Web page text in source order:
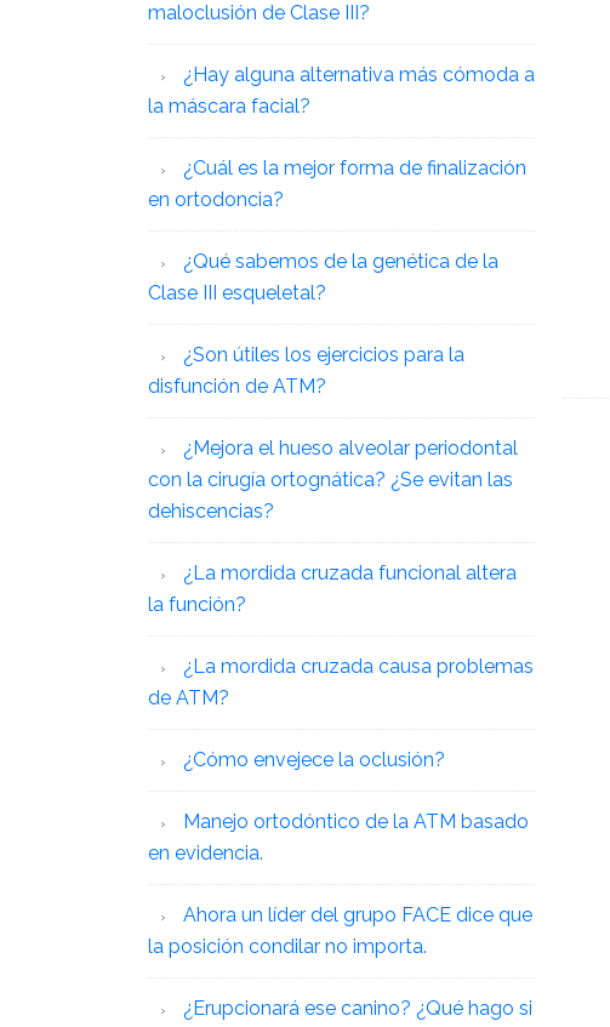
maloclusión de Clase III?
¿Hay alguna alternativa más cómoda a
la máscara facial?
¿Cuál es la mejor forma de finalización
en ortodoncia?
¿Qué sabemos de la genética de la
Clase III esqueletal?
¿Son útiles los ejercicios para la
disfunción de ATM?
¿Mejora el hueso alveolar periodontal
con la cirugía ortognática? ¿Se evitan las
dehiscencias?
¿La mordida cruzada funcional altera
la función?
¿La mordida cruzada causa problemas
de ATM?
¿Cómo envejece la oclusión?
Manejo ortodóntico de la ATM basado
en evidencia.
Ahora un líder del grupo FACE dice que
la posición condilar no importa.
¿Erupcionará ese canino? ¿Qué hago si